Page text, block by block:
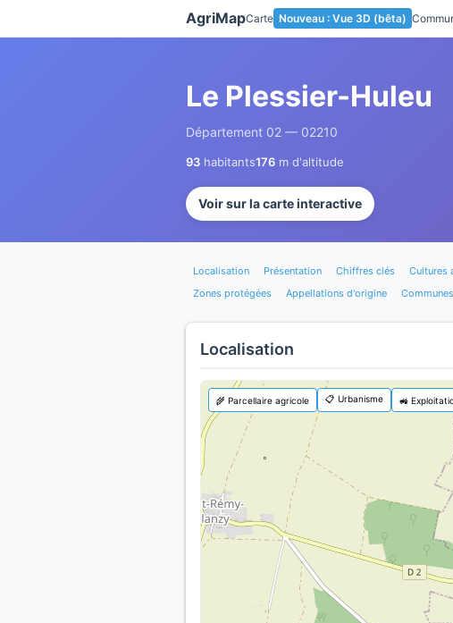
AgriMapCarte Nouveau : Vue 3D (bêta)
Le Plessier-Huleu
Département 02 — 02210
93 habitants176 m d'altitude
Voir sur la carte interactive
Localisation Présentation Chiffres clés Cultures
Zones protégées
Appellations d'origine
Localisation
🌾 Parcellaire agricole 📋 Urbanisme 🚜
Panneau de gestion des cookies